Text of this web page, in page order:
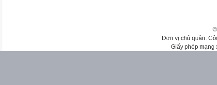
Đơn vị chủ quản:
Giấy phép mạng